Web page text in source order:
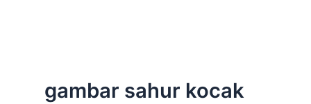
gambar sahur kocak